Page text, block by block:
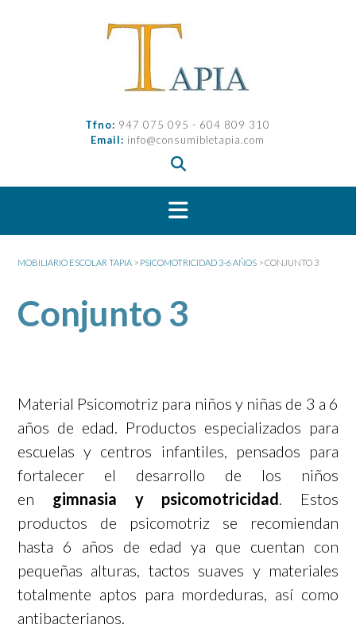
Tfno: 947 075 095 - 604 809 310
Email: info@consumibletapia.com
MOBILIARIO ESCOLAR TAPIA > PSICOMOTRICIDAD 3-6 AÑOS >CONJUNTO 3
Conjunto 3
Material Psicomotriz para niños y niñas de 3 a 6
años de edad. Productos especializados para
escuelas y centros infantiles, pensados para
fortalecer el desarrollo de los niños
en gimnasia y psicomotricidad . Estos
productos de psicomotriz se recomiendan
hasta 6 años de edad ya que cuentan con
pequeñas alturas, tactos suaves y materiales
totalmente aptos para mordeduras, así como
antibacterianos.